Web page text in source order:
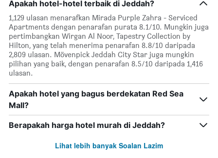
Apakah hotel-hotel terbaik di Jeddah?
1,129 ulasan menarafkan Mirada Purple Zahra - Serviced
Apartments dengan penarafan purata 8.1/10. Mungkin juga
pertimbangkan Wirgan Al Noor, Tapestry Collection by
Hilton, yang telah menerima penarafan 8.8/10 daripada
2,809 ulasan. Mövenpick Jeddah City Star juga mungkin
pilihan yang baik, dengan penarafan 8.5/10 daripada 1,416
ulasan.
Apakah hotel yang bagus berdekatan Red Sea
Mall?
Berapakah harga hotel murah di Jeddah?
Lihat lebih banyak Soalan Lazim